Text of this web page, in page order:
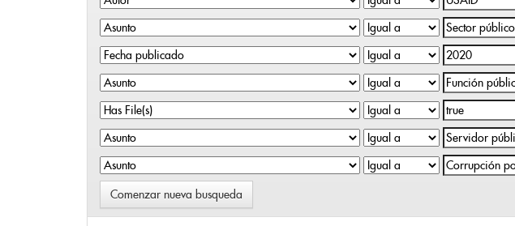
Comenzar nueva busqueda